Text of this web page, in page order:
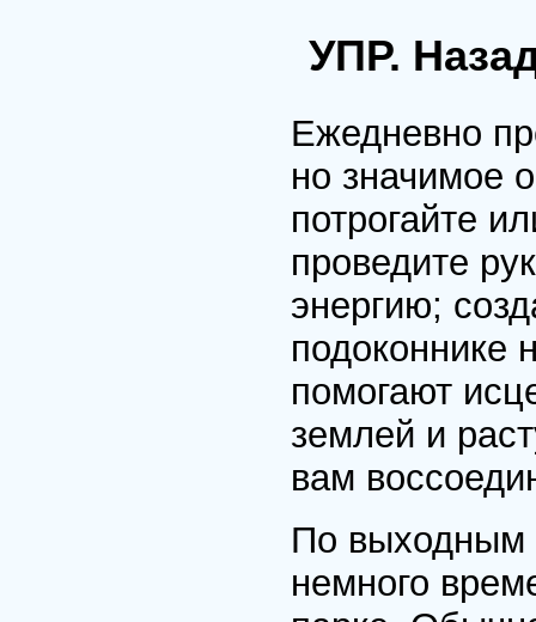
УПР.
Ежедневно
но значимое
потрогайте
проведите
энергию;
подоконнике
помогают
землей и
вам
По выходным
немного